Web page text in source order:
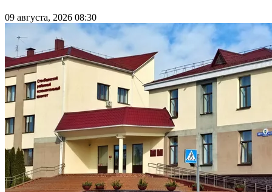
09 августа, 2026 08:30